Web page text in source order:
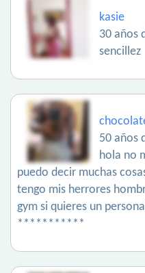
kasie
30 años
sencillez
50 años
hola no
puedo decir muchas
tengo mis herrores
gym si quieres un
***********